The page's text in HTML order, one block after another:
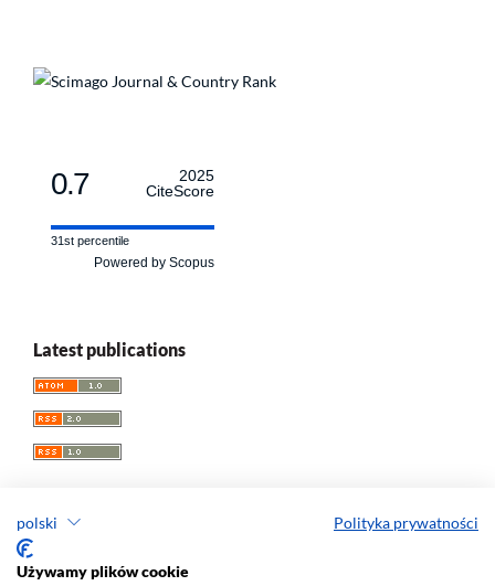
polski Polityka prywatności
Używamy plików cookie
0.7
2025
CiteScore
31st percentile
Powered by Scopus
Latest publications
Przegląd Socjologii Jakościowej